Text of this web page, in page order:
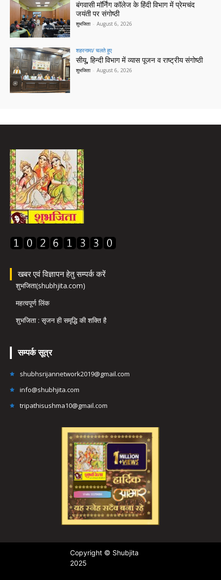
बंगवासी मॉर्निंग कॉलेज के हिंदी विभाग में प्रेमचंद
जयंती पर संगोष्ठी
शुभजिता - August 6, 2026
शहरनामा/ चलते हुए
सीयू, हिन्दी विभाग में व्यास पूजन व राष्ट्रीय संगोष्ठी
शुभजिता - August 6, 2026
खबर एवं विज्ञापन हेतु सम्पर्क करें
शुभजिता(shubhjita.com)
महत्वपूर्ण लिंक
शुभजिता : सृजन ही समृद्धि की शक्ति है
सम्पर्क सूत्र
shubhsrijannetwork2019@gmail.com
info@shubhjita.com
tripathisushma10@gmail.com
Copyright © Shubjita
2025